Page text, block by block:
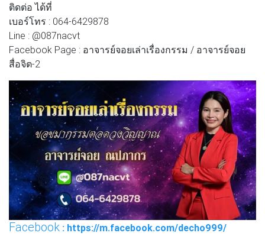
ติดต่อ ได้ที่
เบอร์โทร : 064-6429878
Line : @087nacvt
Facebook Page : อาจารย์จอยเล่าเรื่องกรรม / อาจารย์จอย
สื่อจิต-2
Facebook : https://m.facebook.com/decho999/